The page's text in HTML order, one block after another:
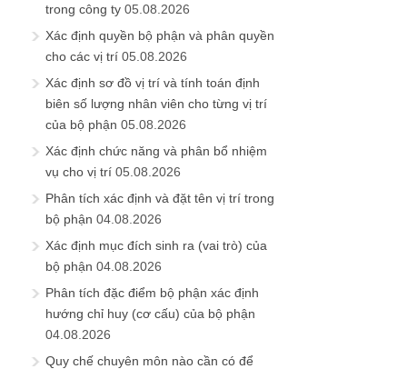
trong công ty 05.08.2026
Xác định quyền bộ phận và phân quyền
cho các vị trí 05.08.2026
Xác định sơ đồ vị trí và tính toán định
biên số lượng nhân viên cho từng vị trí
của bộ phận 05.08.2026
Xác định chức năng và phân bổ nhiệm
vụ cho vị trí 05.08.2026
Phân tích xác định và đặt tên vị trí trong
bộ phận 04.08.2026
Xác định mục đích sinh ra (vai trò) của
bộ phận 04.08.2026
Phân tích đặc điểm bộ phận xác định
hướng chỉ huy (cơ cấu) của bộ phận
04.08.2026
Quy chế chuyên môn nào cần có để